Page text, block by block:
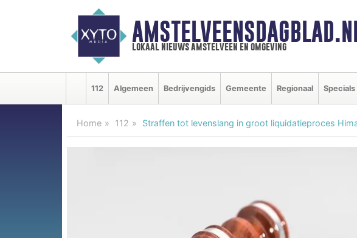
lokaal nieuws amstelveen en omgeving
112 Algemeen Bedrijvengids Gemeente Regionaal Specials
Home 112 Straffen tot levenslang in groot liquidatieproces